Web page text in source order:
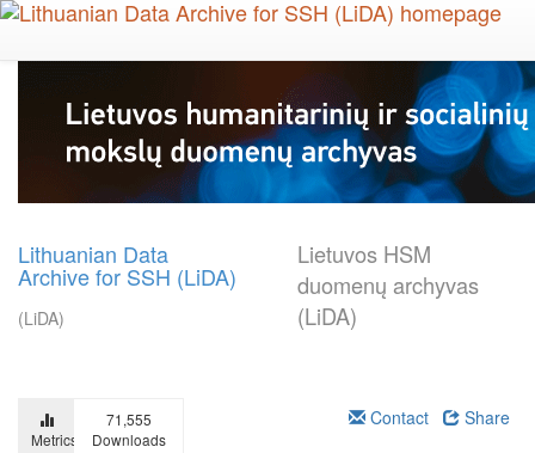
Skip
main
Lithuanian Data
Archive for SSH (LiDA)
(LiDA)
Lietuvos HSM
duomenų archyvas
(LiDA)
Metrics
71,555
Downloads
Contact Share